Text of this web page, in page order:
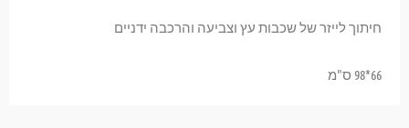
חיתוך לייזר של שכבות עץ וצביעה והרכבה ידניים
66*98 ס"מ